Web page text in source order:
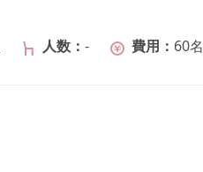
人数 - 費用 60名